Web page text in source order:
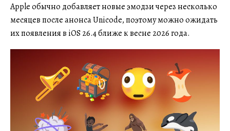
Apple обычно добавляет новые эмодзи через несколько
месяцев после анонса Unicode, поэтому можно ожидать
их появления в iOS 26.4 ближе к весне 2026 года.